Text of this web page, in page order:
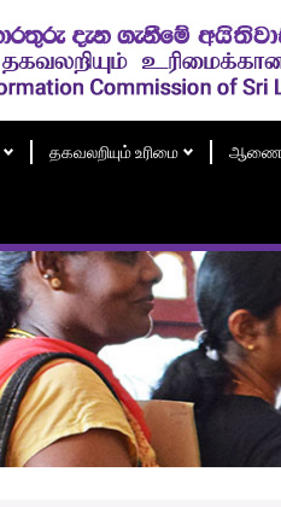
தகவலறியும் உரிமை